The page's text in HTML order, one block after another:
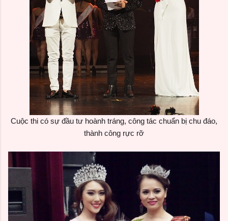
Cuộc thi có sự đầu tư hoành tráng, công tác chuẩn bị chu đáo,
thành công rực rỡ